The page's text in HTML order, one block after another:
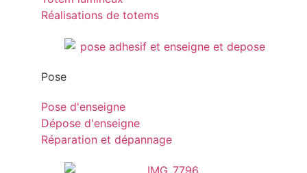
Réalisations de totems
Pose
Pose d'enseigne
Dépose d'enseigne
Réparation et dépannage